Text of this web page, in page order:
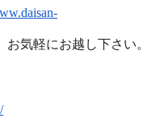
daisan-
気軽にお越し下さい。